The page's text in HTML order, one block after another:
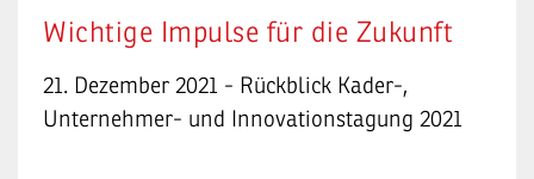
Wichtige Impulse für die Zukunft
21. Dezember 2021 - Rückblick Kader-,
Unternehmer- und Innovationstagung 2021